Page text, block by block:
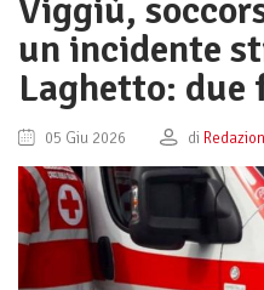
Viggiù,
un incidente
Laghetto:
05 Giu 2026 di